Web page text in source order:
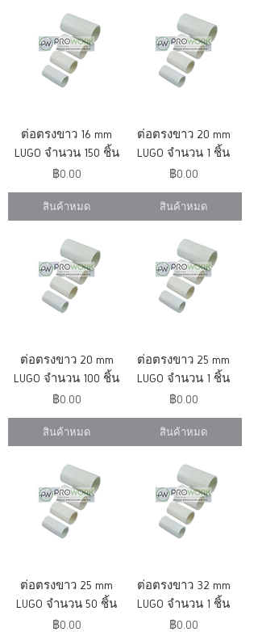
ต่อตรงขาว 16 mm
LUGO จำนวน 150 ชิ้น
ราคา
฿0.00
สินค้าหมด
ต่อตรงขาว 20 mm
LUGO จำนวน 1 ชิ้น
ราคา
฿0.00
สินค้าหมด
ต่อตรงขาว 20 mm
LUGO จำนวน 100 ชิ้น
ราคา
฿0.00
สินค้าหมด
ต่อตรงขาว 25 mm
LUGO จำนวน 1 ชิ้น
ราคา
฿0.00
สินค้าหมด
ต่อตรงขาว 25 mm
LUGO จำนวน 50 ชิ้น
ราคา
฿0.00
ต่อตรงขาว 32 mm
LUGO จำนวน 1 ชิ้น
ราคา
฿0.00